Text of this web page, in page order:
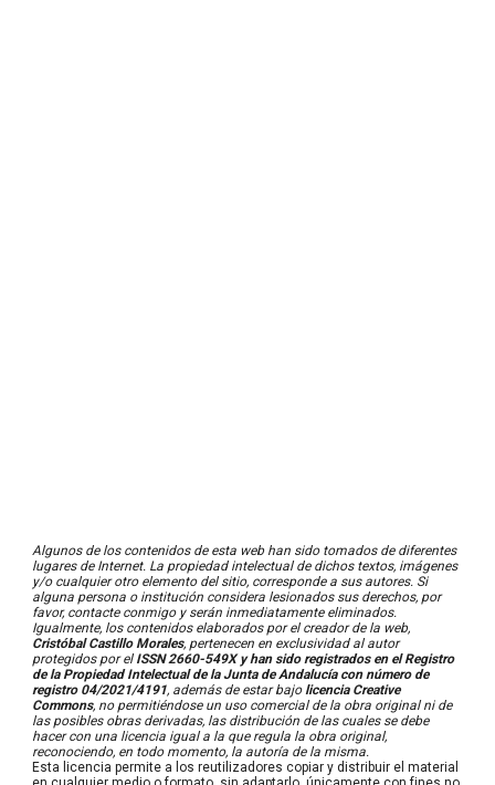
Algunos de los contenidos de esta web han sido tomados de diferentes
lugares de Internet. La propiedad intelectual de dichos textos, imágenes
y/o cualquier otro elemento del sitio, corresponde a sus autores. Si
alguna persona o institución considera lesionados sus derechos, por
favor, contacte conmigo y serán inmediatamente eliminados.
Igualmente, los contenidos elaborados por el creador de la web,
Cristóbal Castillo Morales, pertenecen en exclusividad al autor
protegidos por elISSN 2660-549X y han sido registrados en el Registro
de la Propiedad Intelectual de la Junta de Andalucía con número de
registro 04/2021/4191, además de estar bajolicencia Creative
Commons, no permitiéndose un uso comercial de la obra original ni de
las posibles obras derivadas, las distribución de las cuales se debe
hacer con una licencia igual a la que regula la obra original,
reconociendo, en todo momento, la autoría de la misma.
Esta licencia permite a los reutilizadores copiar y distribuir el material